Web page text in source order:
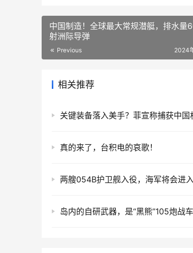
中国制造！全球最大常规潜艇，排水量
射洲际导弹
Previous 2024
相关推荐
真的来了，台积电的哀歌！
两艘054B护卫舰入役，海军将会进入